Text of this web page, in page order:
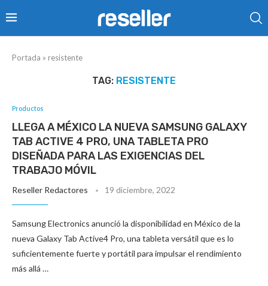
Portada » resistente
TAG: RESISTENTE
Productos
LLEGA A MÉXICO LA NUEVA SAMSUNG GALAXY
TAB ACTIVE 4 PRO, UNA TABLETA PRO
DISEÑADA PARA LAS EXIGENCIAS DEL
TRABAJO MÓVIL
Reseller Redactores 19 diciembre, 2022
Samsung Electronics anunció la disponibilidad en México de la
nueva Galaxy Tab Active4 Pro, una tableta versátil que es lo
suficientemente fuerte y portátil para impulsar el rendimiento
más allá …